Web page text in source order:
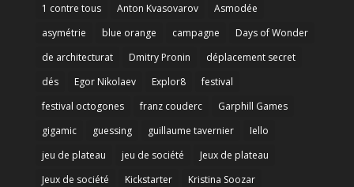
1 contre tous Anton Kvasovarov
Asmodée
asymétrie
blue orange campagne
Days of Wonder
de architecturat
Dmitry Pronin
déplacement secret
dés
Egor Nikolaev Explor8
festival
festival octogones
franz couderc
Garphill Games
gigamic
guessing guillaume tavernier
Iello
jeu de plateau
jeu de société
Jeux de plateau
Jeux de société
Kickstarter
Kristina Soozar